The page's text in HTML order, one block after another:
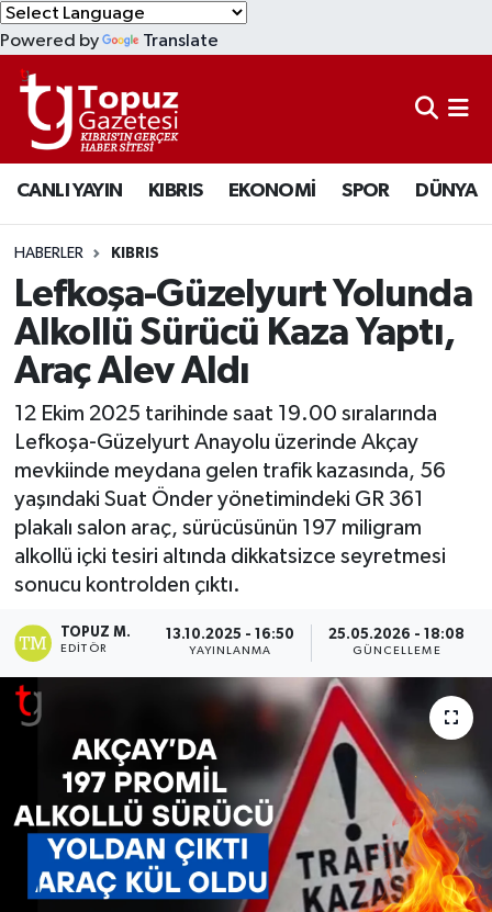
Powered by Translate
CANLI YAYIN KIBRIS EKONOMİ SPOR DÜNYA
HABERLER KIBRIS
Lefkoşa-Güzelyurt Yolunda
Alkollü Sürücü Kaza Yaptı,
Araç Alev Aldı
12 Ekim 2025 tarihinde saat 19.00 sıralarında
Lefkoşa-Güzelyurt Anayolu üzerinde Akçay
mevkiinde meydana gelen trafik kazasında, 56
yaşındaki Suat Önder yönetimindeki GR 361
plakalı salon araç, sürücüsünün 197 miligram
alkollü içki tesiri altında dikkatsizce seyretmesi
sonucu kontrolden çıktı.
TOPUZ M.
EDITÖR
13.10.2025 - 16:50
YAYINLANMA
25.05.2026 - 18:08
GÜNCELLEME
KIBRIS
DÜNYA
EKONOMİ
MAGAZİN
SAĞLIK
SPOR
TEKNOLOJİ
TÜRKİYE
Lefkoşa Nöbetçi Eczaneler
Lefkoşa Hava Durumu
Lefkoşa Trafik Yoğunluk Haritası
Süper Lig Puan Durumu ve Fikstür
Tüm Manşetler
Son Dakika Haberleri
Haber Arşivi